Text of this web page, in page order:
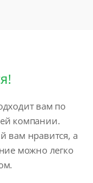
вам по
компании.
вам нравится, а
можно легко